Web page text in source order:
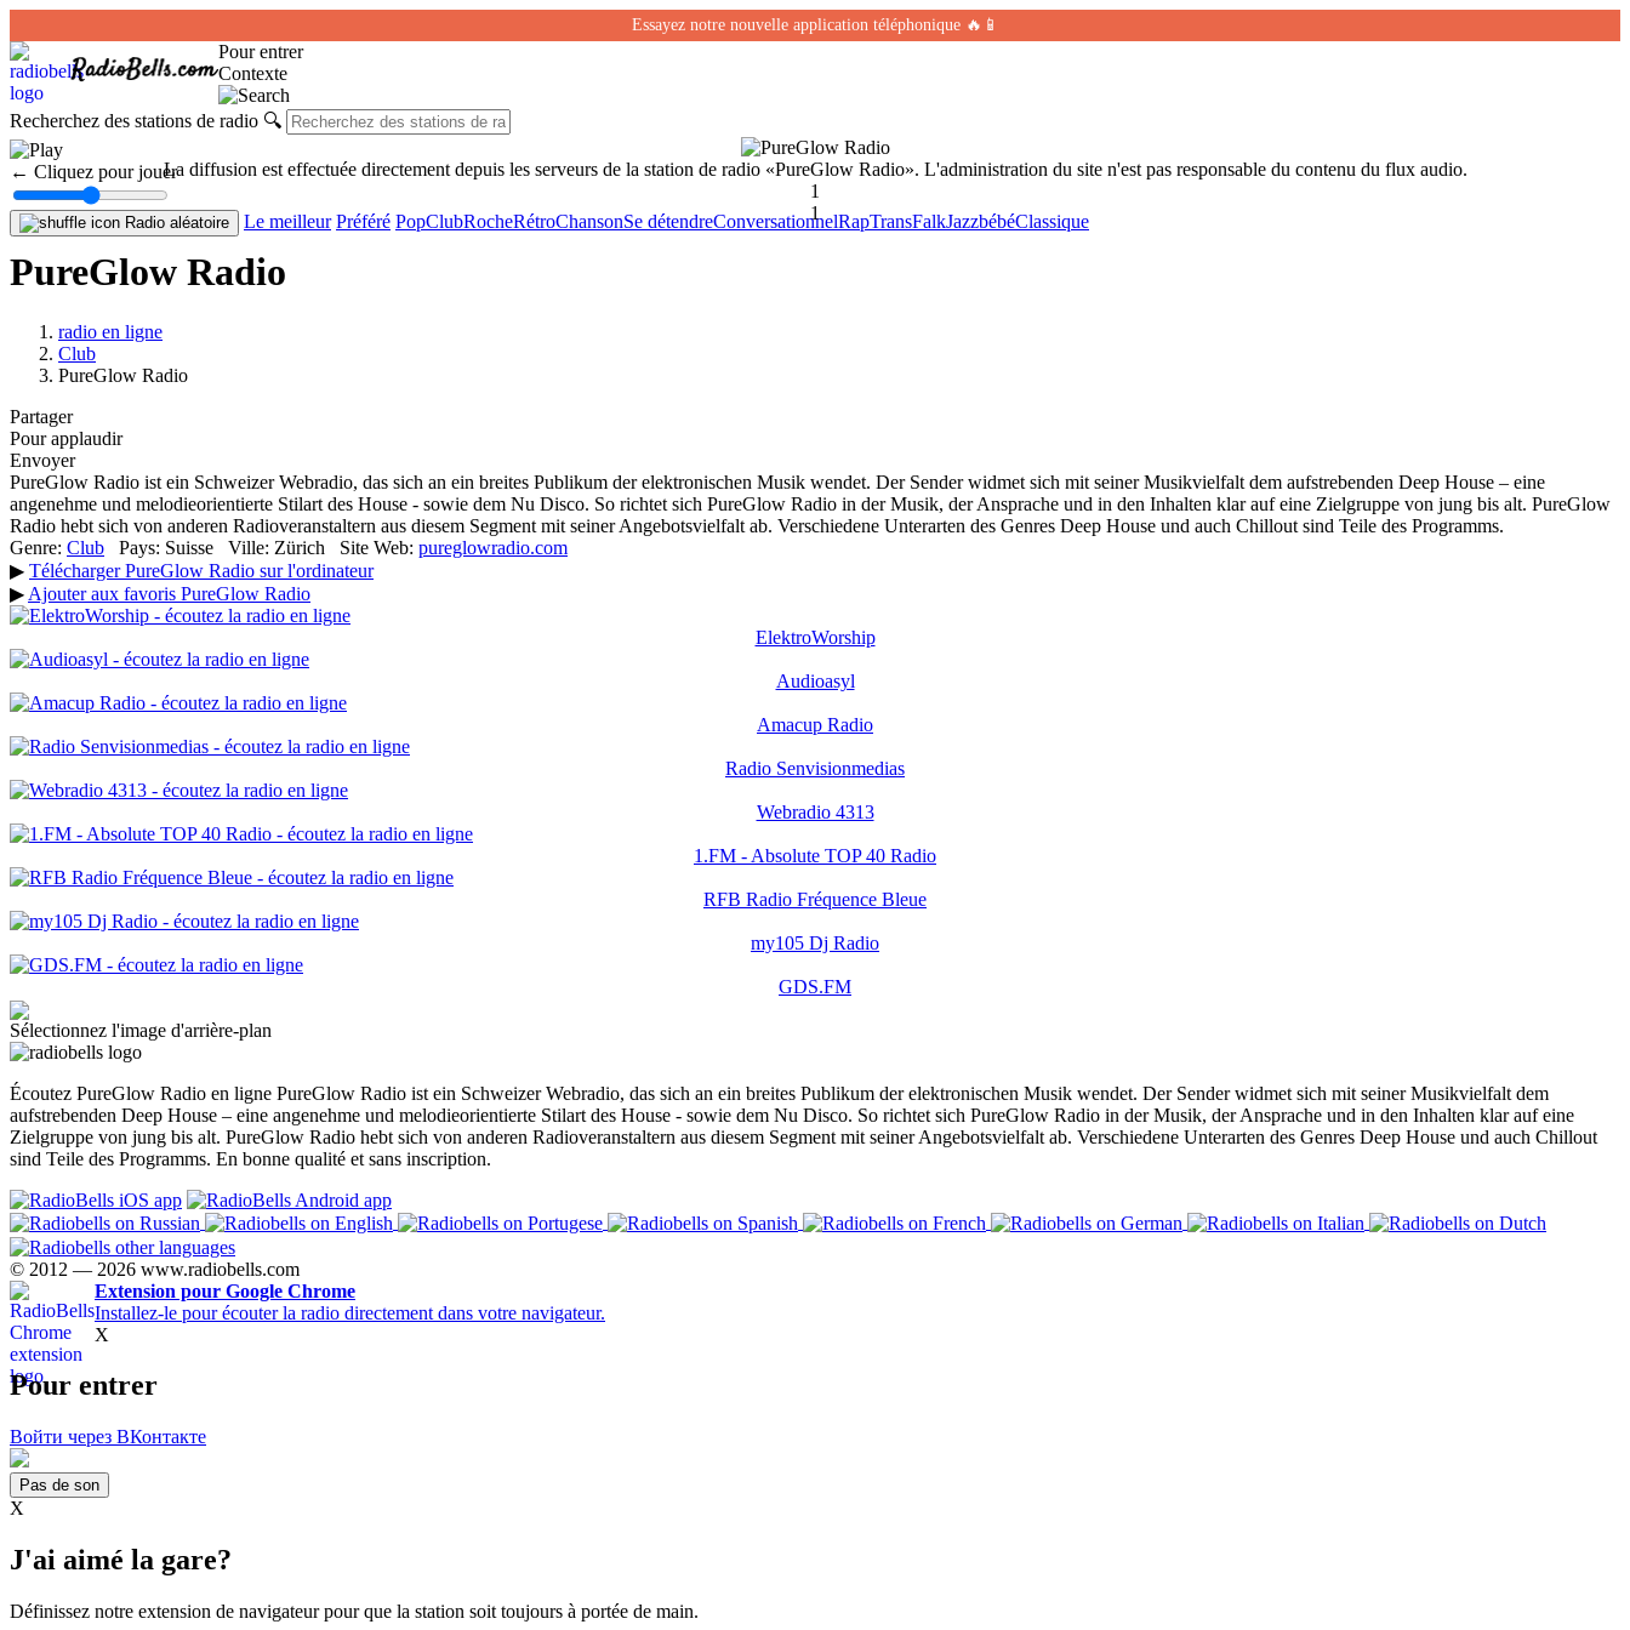
Essayez notre nouvelle application téléphonique 🔥📱
Pour entrer
Contexte
Recherchez des stations de radio 🔍
← Cliquez pour jouer
Radio aléatoire Le meilleur Préféré PopClubRocheRétroChansonSe détendreConversationnelRapTransFalkJazzbébéClassique
La diffusion est effectuée directement depuis les serveurs de la station de radio «PureGlow Radio». L'administration du site n'est pas responsable du contenu du flux audio.
1
1
PureGlow Radio
radio en ligne
Club
PureGlow Radio
Partager
Pour applaudir
Envoyer
PureGlow Radio ist ein Schweizer Webradio, das sich an ein breites Publikum der elektronischen Musik wendet. Der Sender widmet sich mit seiner Musikvielfalt dem aufstrebenden Deep House – eine
angenehme und melodieorientierte Stilart des House - sowie dem Nu Disco. So richtet sich PureGlow Radio in der Musik, der Ansprache und in den Inhalten klar auf eine Zielgruppe von jung bis alt. PureGlow
Radio hebt sich von anderen Radioveranstaltern aus diesem Segment mit seiner Angebotsvielfalt ab. Verschiedene Unterarten des Genres Deep House und auch Chillout sind Teile des Programms.
Genre: Club Pays: Suisse Ville: Zürich Site Web: pureglowradio.com
▶ Télécharger PureGlow Radio sur l'ordinateur
▶ Ajouter aux favoris PureGlow Radio
ElektroWorship
Audioasyl
Amacup Radio
Radio Senvisionmedias
Webradio 4313
1.FM - Absolute TOP 40 Radio
RFB Radio Fréquence Bleue
my105 Dj Radio
GDS.FM
Sélectionnez l'image d'arrière-plan
Écoutez PureGlow Radio en ligne PureGlow Radio ist ein Schweizer Webradio, das sich an ein breites Publikum der elektronischen Musik wendet. Der Sender widmet sich mit seiner Musikvielfalt dem
aufstrebenden Deep House – eine angenehme und melodieorientierte Stilart des House - sowie dem Nu Disco. So richtet sich PureGlow Radio in der Musik, der Ansprache und in den Inhalten klar auf eine
Zielgruppe von jung bis alt. PureGlow Radio hebt sich von anderen Radioveranstaltern aus diesem Segment mit seiner Angebotsvielfalt ab. Verschiedene Unterarten des Genres Deep House und auch Chillout
sind Teile des Programms. En bonne qualité et sans inscription.
© 2012 — 2026 www.radiobells.com
Extension pour Google Chrome
Installez-le pour écouter la radio directement dans votre navigateur.
X
Pour entrer
Войти через ВКонтакте
Pas de son
X
J'ai aimé la gare?
Définissez notre extension de navigateur pour que la station soit toujours à portée de main.